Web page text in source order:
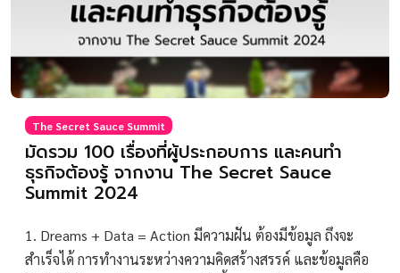
The Secret Sauce Summit
มัดรวม 100 เรื่องที่ผู้ประกอบการ และคนทำ
ธุรกิจต้องรู้ จากงาน The Secret Sauce
Summit 2024
1. Dreams + Data = Action มีความฝัน ต้องมีข้อมูล ถึงจะ
สำเร็จได้ การทำงานระหว่างความคิดสร้างสรรค์ และข้อมูลคือ